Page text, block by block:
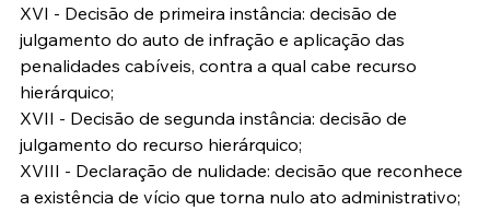
XVI - Decisão de primeira instância: decisão de
julgamento do auto de infração e aplicação das
penalidades cabíveis, contra a qual cabe recurso
hierárquico;
XVII - Decisão de segunda instância: decisão de
julgamento do recurso hierárquico;
XVIII - Declaração de nulidade: decisão que reconhece
a existência de vício que torna nulo ato administrativo;